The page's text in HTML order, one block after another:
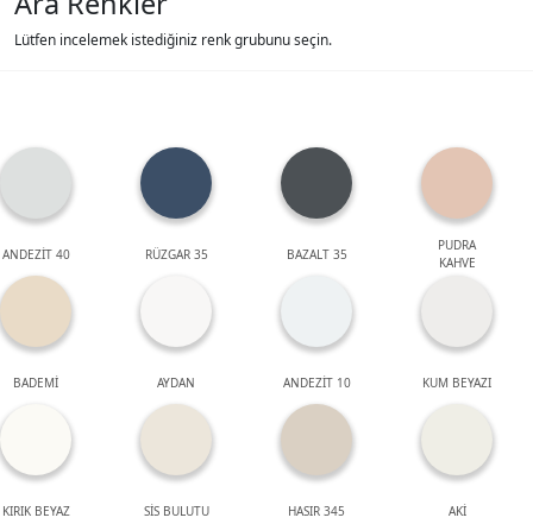
Lütfen incelemek istediğiniz renk grubunu seçin.
ANDEZİT 40 RÜZGAR 35 BAZALT 35
PUDRA
KAHVE
BADEMİ AYDAN ANDEZİT 10 KUM BEYAZI
KIRIK BEYAZ SİS BULUTU HASIR 345 AKİ